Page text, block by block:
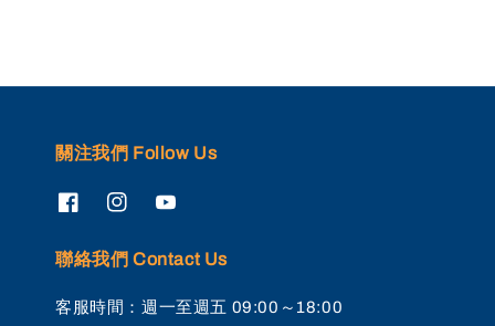
關注我們 Follow Us
聯絡我們 Contact Us
客服時間：週一至週五 09:00～18:00